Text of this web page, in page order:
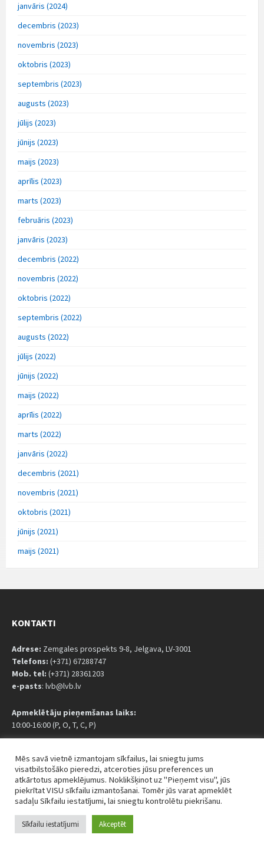
janvāris (2024)
decembris (2023)
novembris (2023)
oktobris (2023)
septembris (2023)
augusts (2023)
jūlijs (2023)
jūnijs (2023)
maijs (2023)
aprīlis (2023)
marts (2023)
februāris (2023)
janvāris (2023)
decembris (2022)
novembris (2022)
oktobris (2022)
septembris (2022)
augusts (2022)
jūlijs (2022)
jūnijs (2022)
maijs (2022)
aprīlis (2022)
marts (2022)
janvāris (2022)
decembris (2021)
novembris (2021)
oktobris (2021)
jūnijs (2021)
maijs (2021)
KONTAKTI
Adrese: Zemgales prospekts 9-8, Jelgava, LV-3001
Telefons: (+371) 67288747
Mob. tel: (+371) 28361203
e-pasts: lvb@lvb.lv
Apmeklētāju pieņemšanas laiks:
10:00-16:00 (P, O, T, C, P)
Reģistrācijas nr. 40008002739
Adrese: Zemgales prospekts 9, Jelgava, LV-3001
A/S SEB banka
BIC / SWIFT kods: UNLALV2X
Konts EUR: LV42 UNLA 0002 0064 6910 5
Mēs savā vietnē izmantojam sīkfailus, lai sniegtu jums
visatbilstošāko pieredzi, atceroties jūsu preferences un
atkārtotus apmeklējumus. Noklikšķinot uz "Pieņemt visu", jūs
piekrītat VISU sīkfailu izmantošanai. Tomēr jūs varat apmeklēt
sadaļu Sīkfailu iestatījumi, lai sniegtu kontrolētu piekrišanu.
Sīkfailu iestatījumi Akceptēt